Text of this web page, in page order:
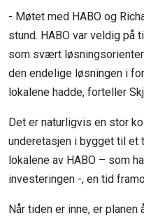
- Møtet med HABO og
stund. HABO var veldig
som svært
den endelige løsningen i
lokalene hadde, forteller
Det er naturligvis en stor
underetasjen i bygget til et
lokalene av HABO – som
investeringen -, en tid
Når tiden er inne, er planen